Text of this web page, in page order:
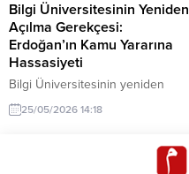
Bilgi Üniversitesinin Yeniden
Açılma Gerekçesi:
Erdoğan’ın Kamu Yararına
Hassasiyeti
Bilgi Üniversitesinin yeniden
açılma gerekçesi, Erdoğan’ın
kamu yararına olan güçlü
durum, üniversitenin geleceği
25/05/2026 14:18